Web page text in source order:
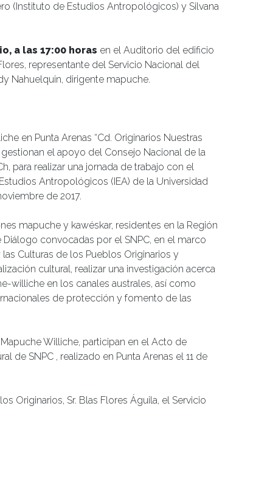
(Instituto de Estudios Antropológicos) y Silvana
a las 17:00 horas en el Auditorio del edificio
representante del Servicio Nacional del
Nahuelquin, dirigente mapuche.
en Punta Arenas “Cd. Originarios Nuestras
el apoyo del Consejo Nacional de la
para realizar una jornada de trabajo con el
Antropológicos (IEA) de la Universidad
de 2017.
mapuche y kawéskar, residentes en la Región
convocadas por el SNPC, en el marco
Culturas de los Pueblos Originarios y
cultural, realizar una investigación acerca
williche en los canales australes, así como
de protección y fomento de las
Williche, participan en el Acto de
de SNPC , realizado en Punta Arenas el 11 de
Originarios, Sr. Blas Flores Águila, el Servicio